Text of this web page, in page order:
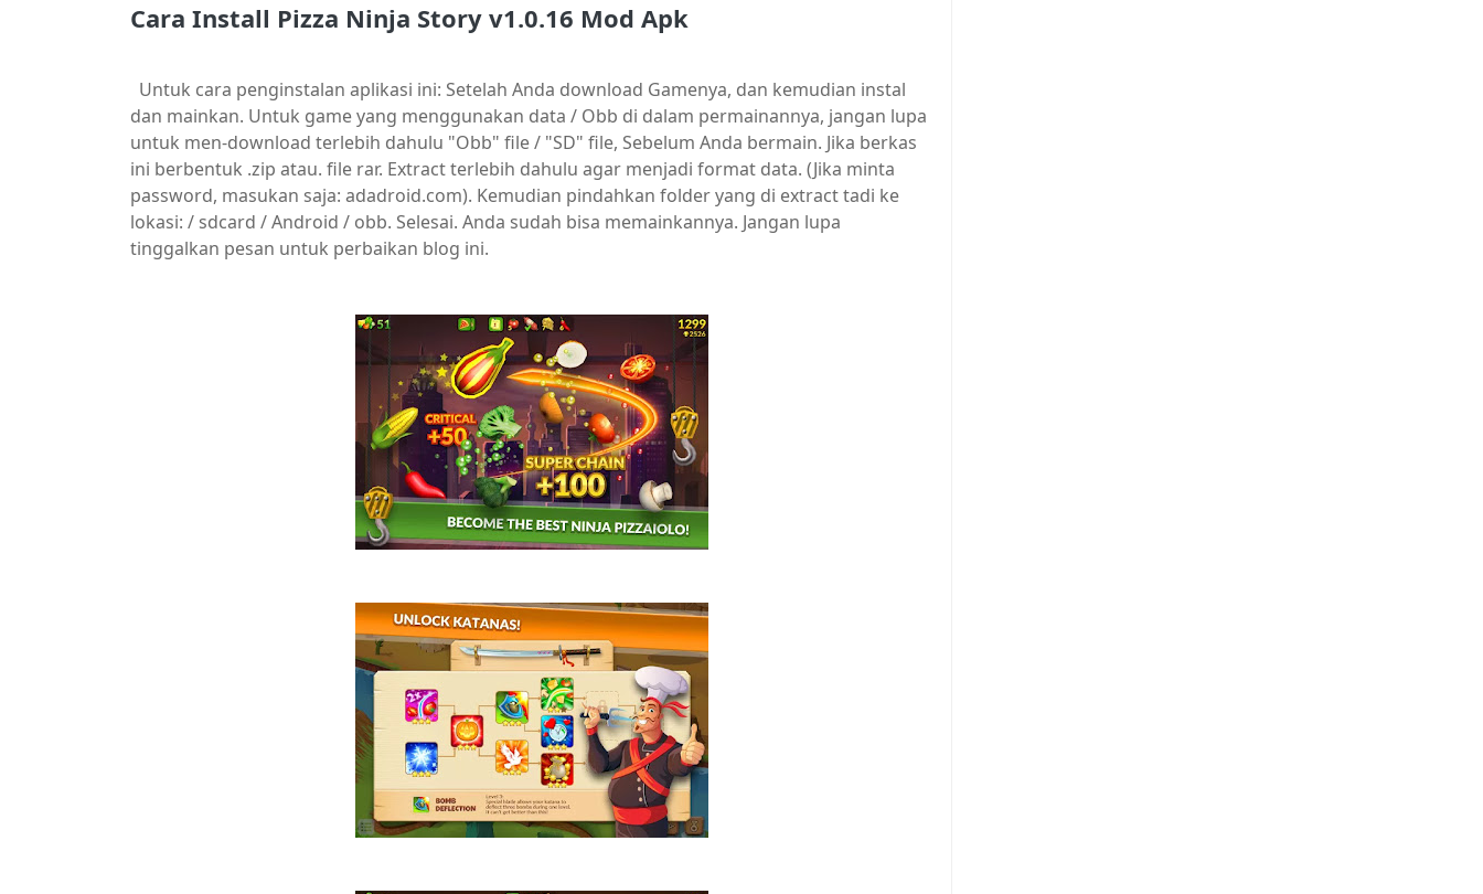
Cara Install Pizza Ninja Story v1.0.16 Mod Apk
Untuk cara penginstalan aplikasi ini: Setelah Anda download Gamenya, dan kemudian instal
dan mainkan. Untuk game yang menggunakan data / Obb di dalam permainannya, jangan lupa
untuk men-download terlebih dahulu "Obb" file / "SD" file, Sebelum Anda bermain. Jika berkas
ini berbentuk .zip atau. file rar. Extract terlebih dahulu agar menjadi format data. (Jika minta
password, masukan saja: adadroid.com). Kemudian pindahkan folder yang di extract tadi ke
lokasi: / sdcard / Android / obb. Selesai. Anda sudah bisa memainkannya. Jangan lupa
tinggalkan pesan untuk perbaikan blog ini.